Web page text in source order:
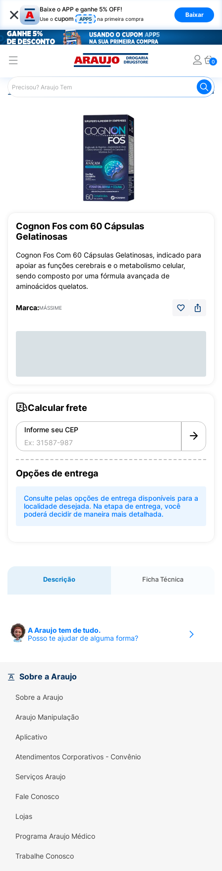
× Baixe o APP e ganhe 5% OFF!
Use o cupom APP5 na primeira compra
Baixar
0
Araujo Saúde e Bem Estar
Cognon Fos com 60 Cápsulas
Gelatinosas
Cognon Fos Com 60 Cápsulas Gelatinosas, indicado para
apoiar as funções cerebrais e o metabolismo celular,
sendo composto por uma fórmula avançada de
aminoácidos quelatos.
Marca:MÁSSIME
Calcular frete
Informe seu CEP
Opções de entrega
Consulte pelas opções de entrega disponíveis para a
localidade desejada. Na etapa de entrega, você
poderá decidir de maneira mais detalhada.
Descrição Ficha Técnica
A Araujo tem de tudo.
Posso te ajudar de alguma forma?
Sobre a Araujo
Sobre a Araujo
Araujo Manipulação
Aplicativo
Atendimentos Corporativos - Convênio
Serviços Araujo
Fale Conosco
Lojas
Programa Araujo Médico
Trabalhe Conosco